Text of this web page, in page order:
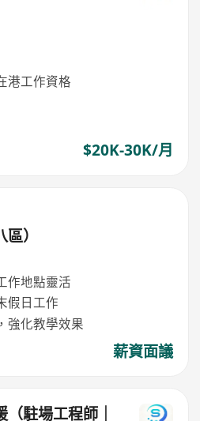
港工作資格
$20K-30K/月
）
作地點靈活
假日工作
強化教學效果
薪資面議
駐場工程師｜